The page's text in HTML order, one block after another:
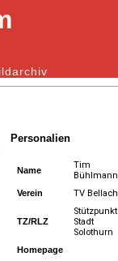
| Kunstturnen Frauen
Personalien
Name
Tim
Bühlmann
Verein TV Bellach
TZ/RLZ
Stützpunkt
Stadt
Solothurn
Homepage